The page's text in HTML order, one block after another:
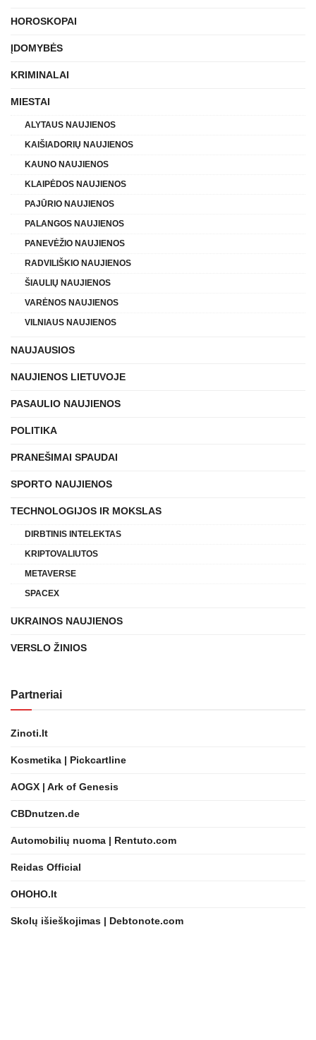
HOROSKOPAI
ĮDOMYBĖS
KRIMINALAI
MIESTAI
ALYTAUS NAUJIENOS
KAIŠIADORIŲ NAUJIENOS
KAUNO NAUJIENOS
KLAIPĖDOS NAUJIENOS
PAJŪRIO NAUJIENOS
PALANGOS NAUJIENOS
PANEVĖŽIO NAUJIENOS
RADVILIŠKIO NAUJIENOS
ŠIAULIŲ NAUJIENOS
VARĖNOS NAUJIENOS
VILNIAUS NAUJIENOS
NAUJAUSIOS
NAUJIENOS LIETUVOJE
PASAULIO NAUJIENOS
POLITIKA
PRANEŠIMAI SPAUDAI
SPORTO NAUJIENOS
TECHNOLOGIJOS IR MOKSLAS
DIRBTINIS INTELEKTAS
KRIPTOVALIUTOS
METAVERSE
SPACEX
UKRAINOS NAUJIENOS
VERSLO ŽINIOS
Partneriai
Zinoti.lt
Kosmetika | Pickcartline
AOGX | Ark of Genesis
CBDnutzen.de
Automobilių nuoma | Rentuto.com
Reidas Official
OHOHO.lt
Skolų išieškojimas | Debtonote.com